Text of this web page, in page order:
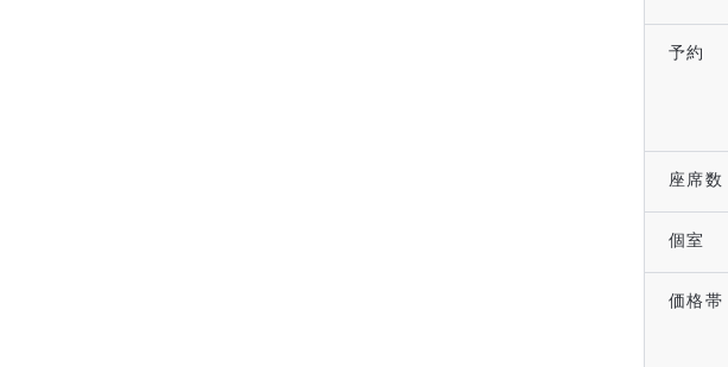
予約
座席数
個室
価格帯